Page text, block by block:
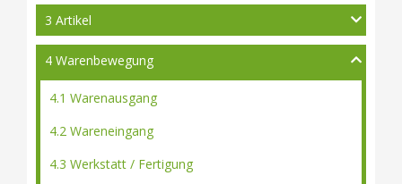
3 Artikel
4 Warenbewegung
4.1 Warenausgang
4.2 Wareneingang
4.3 Werkstatt / Fertigung